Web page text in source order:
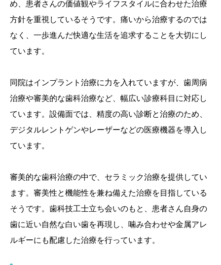
め、患者さんの価値観やライフスタイルに合わせた治療
方針を重視しているそうです。痛いから治療するのでは
なく、一歩進んだ快適な生活を追求することを大切にし
ています。
同院はインプラント治療に力を入れていますが、歯周病
治療や審美的な歯科治療など、幅広い診療科目に対応し
ています。設備面では、精度の高い診断と治療のため、
デジタルレントゲンやレーザーなどの医療機器を導入し
ています。
審美的な歯科治療の中で、セラミック治療を提供してい
ます。審美性と機能性を兼ね備えた治療を目指している
そうです。歯科技工士立ち会いのもと、患者さん自身の
歯に近い自然な白い歯を再現し、噛み合わせや金属アレ
ルギーにも配慮した治療を行っています。